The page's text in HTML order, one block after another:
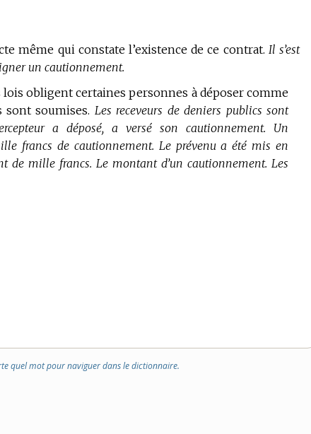
même qui constate l’existence de ce contrat. Il s’est
un cautionnement.
obligent certaines personnes à déposer comme
sont soumises. Les receveurs de deniers publics sont
a déposé, a versé son cautionnement. Un
francs de cautionnement. Le prévenu a été mis en
de mille francs. Le montant d’un cautionnement. Les
quel mot pour naviguer dans le dictionnaire.